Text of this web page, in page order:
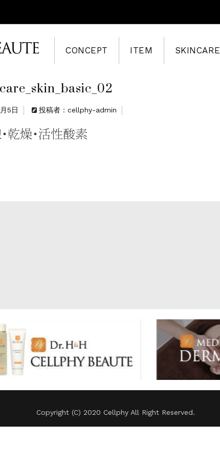
CONCEPT ITEM SKINCARE
5日 投稿者：cellphy-admin
Copyright (C) 2020 Cellphy All Right Reserved.